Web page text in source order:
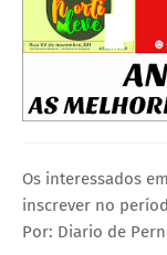
Os interessados
inscrever no
Por: Diario de